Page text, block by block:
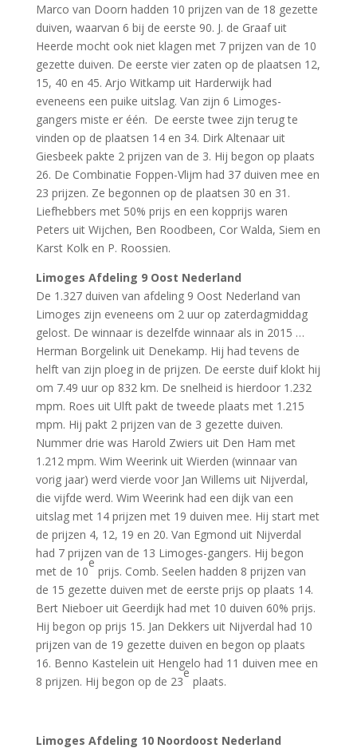
Marco van Doorn hadden 10 prijzen van de 18 gezette
duiven, waarvan 6 bij de eerste 90. J. de Graaf uit
Heerde mocht ook niet klagen met 7 prijzen van de 10
gezette duiven. De eerste vier zaten op de plaatsen 12,
15, 40 en 45. Arjo Witkamp uit Harderwijk had
eveneens een puike uitslag. Van zijn 6 Limoges-
gangers miste er één. De eerste twee zijn terug te
vinden op de plaatsen 14 en 34. Dirk Altenaar uit
Giesbeek pakte 2 prijzen van de 3. Hij begon op plaats
26. De Combinatie Foppen-Vlijm had 37 duiven mee en
23 prijzen. Ze begonnen op de plaatsen 30 en 31.
Liefhebbers met 50% prijs en een kopprijs waren
Peters uit Wijchen, Ben Roodbeen, Cor Walda, Siem en
Karst Kolk en P. Roossien.
Limoges Afdeling 9 Oost Nederland
De 1.327 duiven van afdeling 9 Oost Nederland van
Limoges zijn eveneens om 2 uur op zaterdagmiddag
gelost. De winnaar is dezelfde winnaar als in 2015 …
Herman Borgelink uit Denekamp. Hij had tevens de
helft van zijn ploeg in de prijzen. De eerste duif klokt hij
om 7.49 uur op 832 km. De snelheid is hierdoor 1.232
mpm. Roes uit Ulft pakt de tweede plaats met 1.215
mpm. Hij pakt 2 prijzen van de 3 gezette duiven.
Nummer drie was Harold Zwiers uit Den Ham met
1.212 mpm. Wim Weerink uit Wierden (winnaar van
vorig jaar) werd vierde voor Jan Willems uit Nijverdal,
die vijfde werd. Wim Weerink had een dijk van een
uitslag met 14 prijzen met 19 duiven mee. Hij start met
de prijzen 4, 12, 19 en 20. Van Egmond uit Nijverdal
had 7 prijzen van de 13 Limoges-gangers. Hij begon
met de 10
e
prijs. Comb. Seelen hadden 8 prijzen van
de 15 gezette duiven met de eerste prijs op plaats 14.
Bert Nieboer uit Geerdijk had met 10 duiven 60% prijs.
Hij begon op prijs 15. Jan Dekkers uit Nijverdal had 10
prijzen van de 19 gezette duiven en begon op plaats
16. Benno Kastelein uit Hengelo had 11 duiven mee en
8 prijzen. Hij begon op de 23
e
plaats.
Limoges Afdeling 10 Noordoost Nederland